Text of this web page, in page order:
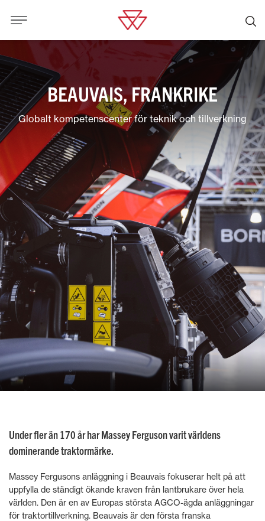
BEAUVAIS, FRANKRIKE
Globalt kompetenscenter för teknik och tillverkning
Under fler än 170 år har Massey Ferguson varit världens
dominerande traktormärke.
Massey Fergusons anläggning i Beauvais fokuserar helt på att
uppfylla de ständigt ökande kraven från lantbrukare över hela
världen. Den är en av Europas största AGCO-ägda anläggningar
för traktortillverkning. Beauvais är den första franska